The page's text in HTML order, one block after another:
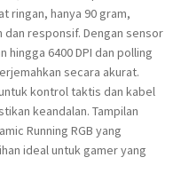
ringan, hanya 90 gram,
responsif. Dengan sensor
6400 DPI dan polling
secara akurat.
kontrol taktis dan kabel
keandalan. Tampilan
Running RGB yang
ideal untuk gamer yang